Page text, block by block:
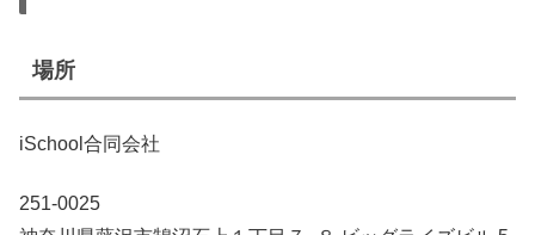
場所
iSchool合同会社
251-0025